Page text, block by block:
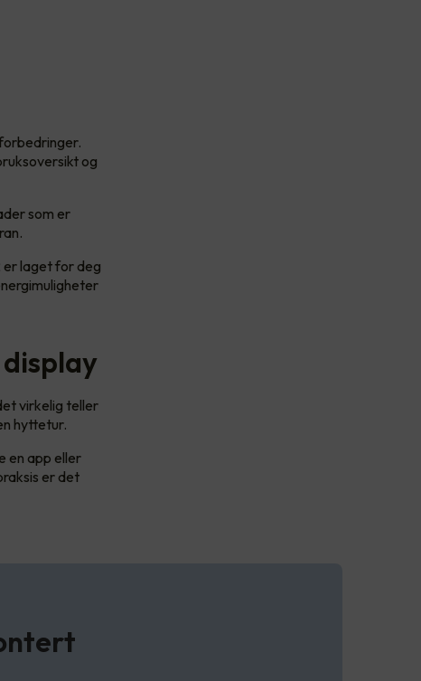
og
som er
er laget for deg
virkelig teller
hyttetur.
en app eller
er det